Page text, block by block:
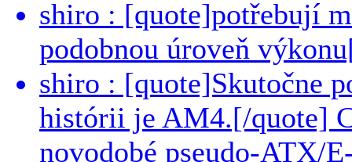
shiro : [quote]potřebují
podobnou úroveň
shiro : [quote]Skutočne
histórii je AM4.[/quote]
novodobé pseudo-ATX/